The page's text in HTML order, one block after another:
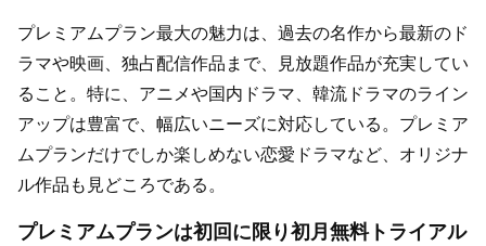
プレミアムプラン最大の魅力は、過去の名作から最新のド
ラマや映画、独占配信作品まで、見放題作品が充実してい
ること。特に、アニメや国内ドラマ、韓流ドラマのライン
アップは豊富で、幅広いニーズに対応している。プレミア
ムプランだけでしか楽しめない恋愛ドラマなど、オリジナ
ル作品も見どころである。
プレミアムプランは初回に限り初月無料トライアル